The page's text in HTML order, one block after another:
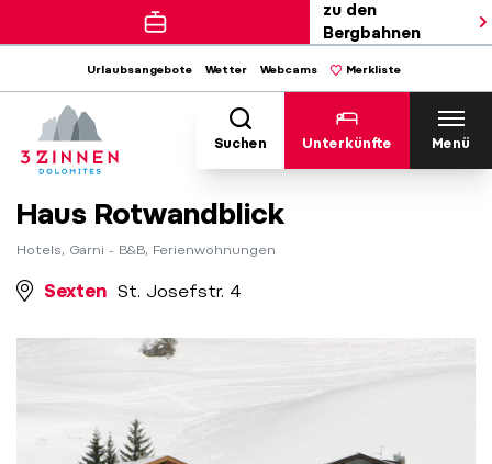
zu den
Bergbahnen
Urlaubsangebote Wetter Webcams Merkliste
Suchen Unterkünfte Menü
Haus Rotwandblick
Hotels, Garni - B&B, Ferienwohnungen
Sexten St. Josefstr. 4